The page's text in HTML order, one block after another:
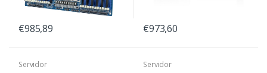
€985,89 €973,60
Servidor
Servidor